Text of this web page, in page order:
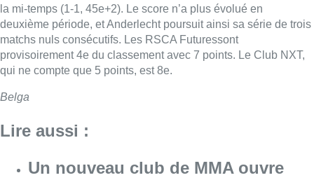
la mi-temps (1-1, 45e+2). Le score n’a plus évolué en
deuxième période, et Anderlecht poursuit ainsi sa série de trois
matchs nuls consécutifs. Les RSCA Futuressont
provisoirement 4e du classement avec 7 points. Le Club NXT,
qui ne compte que 5 points, est 8e.
Belga
Lire aussi :
Un nouveau club de MMA ouvre